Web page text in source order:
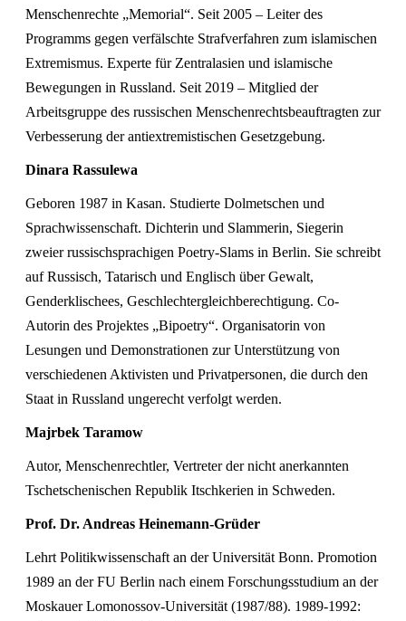
Menschenrechte „Memorial“. Seit 2005 – Leiter des
Programms gegen verfälschte Strafverfahren zum islamischen
Extremismus. Experte für Zentralasien und islamische
Bewegungen in Russland. Seit 2019 – Mitglied der
Arbeitsgruppe des russischen Menschenrechtsbeauftragten zur
Verbesserung der antiextremistischen Gesetzgebung.
Dinara Rassulewa
Geboren 1987 in Kasan. Studierte Dolmetschen und
Sprachwissenschaft. Dichterin und Slammerin, Siegerin
zweier russischsprachigen Poetry-Slams in Berlin. Sie schreibt
auf Russisch, Tatarisch und Englisch über Gewalt,
Genderklischees, Geschlechtergleichberechtigung. Co-
Autorin des Projektes „Bipoetry“. Organisatorin von
Lesungen und Demonstrationen zur Unterstützung von
verschiedenen Aktivisten und Privatpersonen, die durch den
Staat in Russland ungerecht verfolgt werden.
Majrbek Taramow
Autor, Menschenrechtler, Vertreter der nicht anerkannten
Tschetschenischen Republik Itschkerien in Schweden.
Prof. Dr. Andreas Heinemann-Grüder
Lehrt Politikwissenschaft an der Universität Bonn. Promotion
1989 an der FU Berlin nach einem Forschungsstudium an der
Moskauer Lomonossov-Universität (1987/88). 1989-1992: